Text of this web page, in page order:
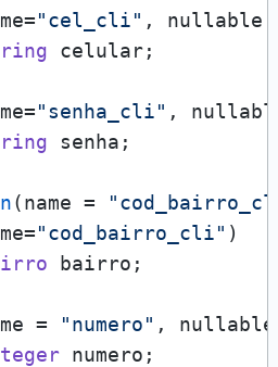
"cel_cli" , nullable
celular;
"senha_cli" ,
senha;
(name =
"cod_bairro_cli" )
bairro;
= "numero" ,
numero;